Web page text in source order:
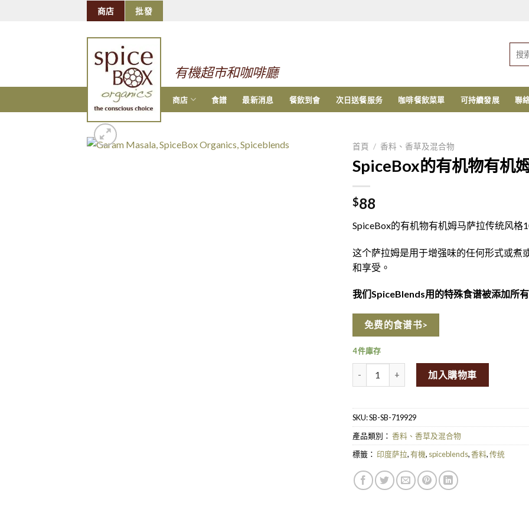
商店 批發
有機超市和咖啡廳
索：
商店 食譜 最新消息 餐飲到會 次日送餐服务 咖啡餐飲菜單 可持續發展 聯
首頁 / 香料、香草及混合物
SpiceBox的有机物有机
$88
SpiceBox的有机物有机姆马萨拉传统风格
这个萨拉姆是用于增强味的任何形式或煮
和享受。
我们SpiceBlends用的特殊食谱被添加所有
免费的食谱书>
4 件庫存
SpiceBox Organics Organic Garam Masala -
加入購物車
SKU:SB-SB-719929
產品類別： 香料、香草及混合物
標籤： 印度萨拉,有機, spiceblends,香料,传统